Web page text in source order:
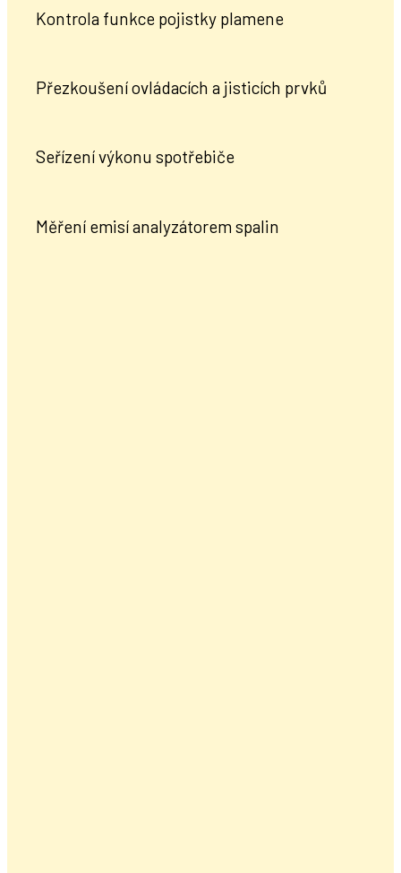
Kontrola funkce pojistky plamene
Přezkoušení ovládacích a jisticích prvků
Seřízení výkonu spotřebiče
Měření emisí analyzátorem spalin